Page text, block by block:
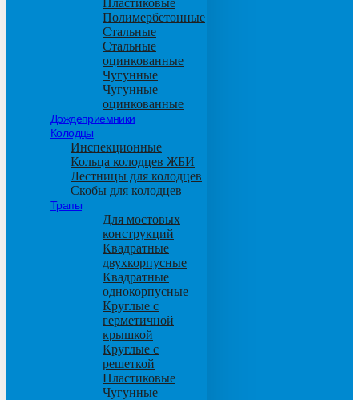
Полимербетонные
Стальные
Стальные
оцинкованные
Чугунные
Чугунные
оцинкованные
Дождеприемники
Колодцы
Инспекционные
Кольца колодцев ЖБИ
Лестницы для колодцев
Скобы для колодцев
Трапы
Для мостовых
конструкций
Квадратные
двухкорпусные
Квадратные
однокорпусные
Круглые с
герметичной
крышкой
Круглые с
решеткой
Пластиковые
Чугунные